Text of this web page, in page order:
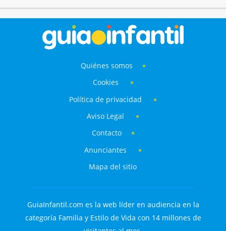
Quiénes somos
Cookies
Política de privacidad
Aviso Legal
Contacto
Anunciantes
Mapa del sitio
GuiaInfantil.com es la web líder en audiencia en la
categoría Familia y Estilo de Vida con 14 millones de